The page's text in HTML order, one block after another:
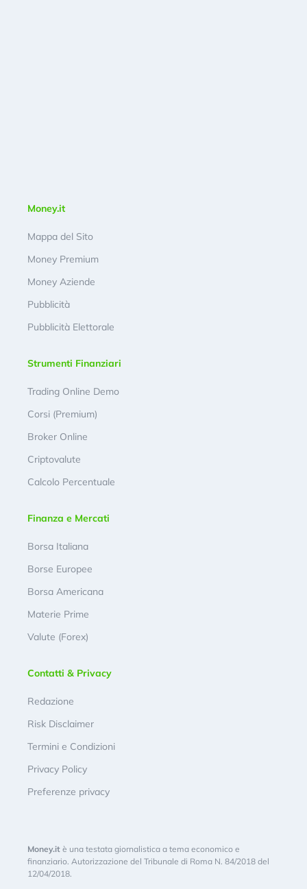
Money.it
Mappa del Sito
Money Premium
Money Aziende
Pubblicità
Pubblicità Elettorale
Strumenti Finanziari
Trading Online Demo
Corsi (Premium)
Broker Online
Criptovalute
Calcolo Percentuale
Finanza e Mercati
Borsa Italiana
Borse Europee
Borsa Americana
Materie Prime
Valute (Forex)
Contatti & Privacy
Redazione
Risk Disclaimer
Termini e Condizioni
Privacy Policy
Preferenze privacy
Money.it è una testata giornalistica a tema economico e
finanziario. Autorizzazione del Tribunale di Roma N. 84/2018 del
12/04/2018.